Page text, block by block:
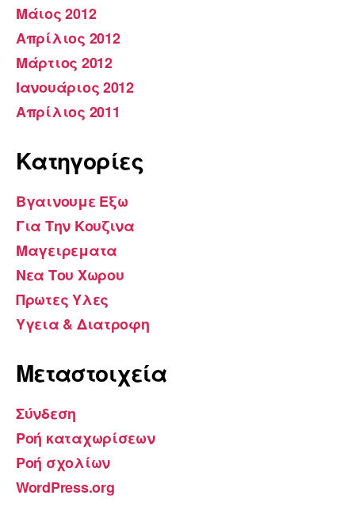
Μάιος 2012
Απρίλιος 2012
Μάρτιος 2012
Ιανουάριος 2012
Απρίλιος 2011
Kατηγορίες
Βγαινουμε Εξω
Για Την Κουζινα
Μαγειρεματα
Νεα Του Χωρου
Πρωτες Υλες
Υγεια & Διατροφη
Μεταστοιχεία
Σύνδεση
Ροή καταχωρίσεων
Ροή σχολίων
WordPress.org